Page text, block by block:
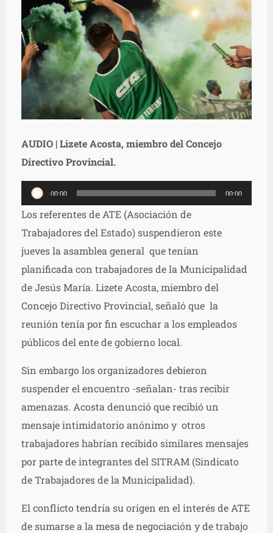
AUDIO | Lizete Acosta, miembro del Concejo
Directivo Provincial.
Reproductor
de
audio
00:00 00:00
Los referentes de ATE (Asociación de
Trabajadores del Estado) suspendieron este
jueves la asamblea general que tenían
planificada con trabajadores de la Municipalidad
de Jesús María. Lizete Acosta, miembro del
Concejo Directivo Provincial, señaló que la
reunión tenía por fin escuchar a los empleados
públicos del ente de gobierno local.
Sin embargo los organizadores debieron
suspender el encuentro -señalan- tras recibir
amenazas. Acosta denunció que recibió un
mensaje intimidatorio anónimo y otros
trabajadores habrían recibido similares mensajes
por parte de integrantes del SITRAM (Sindicato
de Trabajadores de la Municipalidad).
El conflicto tendría su origen en el interés de ATE
de sumarse a la mesa de negociación y de trabajo